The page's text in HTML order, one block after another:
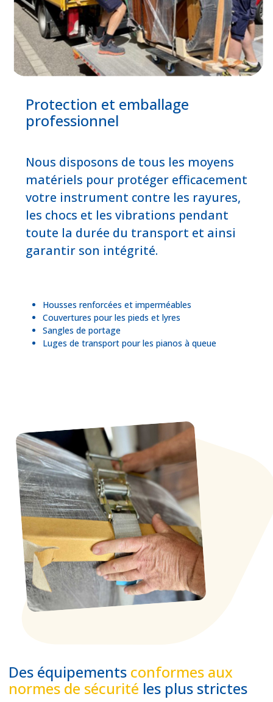
Protection et emballage
professionnel
Nous disposons de tous les moyens
matériels pour protéger efficacement
votre instrument contre les rayures,
les chocs et les vibrations pendant
toute la durée du transport et ainsi
garantir son intégrité.
Housses renforcées et imperméables
Couvertures pour les pieds et lyres
Sangles de portage
Luges de transport pour les pianos à queue
Des équipements conformes aux
normes de sécurité les plus strictes